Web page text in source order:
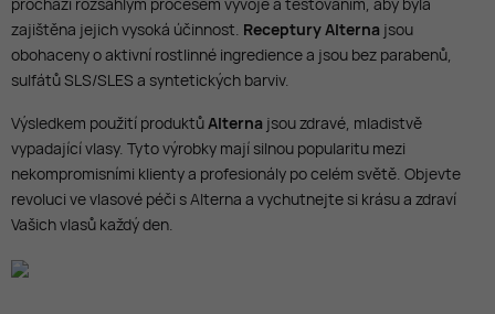
zajištěna jejich vysoká účinnost. Receptury Alterna jsou
obohaceny o aktivní rostlinné ingredience a jsou bez parabenů,
sulfátů SLS/SLES a syntetických barviv.
Výsledkem použití produktůAlterna jsou zdravé, mladistvě
vypadající vlasy. Tyto výrobky mají silnou popularitu mezi
nekompromisními klienty a profesionály po celém světě. Objevte
revoluci ve vlasové péči s Alterna a vychutnejte si krásu a zdraví
Vašich vlasů každý den.